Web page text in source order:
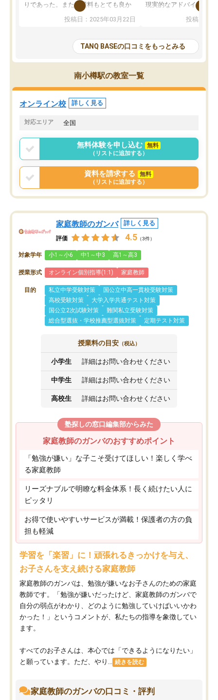
りであった。また授業料もとても良か
総合型の多くの塾は大学生が見ること
大学生の目だけでなく、数人の大人に
も目を通して頂ける。そのため多くの
意見を聞くことができ、より良いもの
を推敲することが可能だ。
どの人も優しく、親身に接してくださ
るのでやる気も出て、良かったで
す！！
投稿日：2025年03月22日
現実的なアドバイスを行
分野について学生知識
総合型選抜対策として志
接・小論文などの技術指
ション内容になっていま
を社会人として働いてい
標を見つける事が出来ま
投稿日：
TANQ BASEの口コミをもっとみる
南小樽駅の教室一覧
オンライン校 詳しく見る
対応エリア 全国
無料体験を申し込む
無料
（リストに追加する）
資料を請求する
無料
（リストに追加する）
家庭教師のガンバ 詳しく見る
評価 4.5 （3件）
対象学年 小1～小6 中1～中3 高1～高3
授業形式 オンライン個別指導(1:1) 家庭教師
目的 私立中学受験対策
国公立中高一貫校受験対策
高校受験対策
大学入学共通テスト対策
国公立2次試験対策
難関私立受験対策
総合型選抜・学校推薦型選抜対策
定期テスト対策
授業料の目安 （税込）
小学生 詳細はお問い合わせください
中学生 詳細はお問い合わせください
高校生 詳細はお問い合わせください
塾探しの窓口編集部からみた
家庭教師のガンバのおすすめポイント
「勉強が嫌い」な子こそ受けてほしい！楽しく学べ
る家庭教師
リーズナブルで明瞭な料金体系！長く続けたい人に
ピッタリ
お得で使いやすいサービスが満載！保護者の方の負
担も軽減
学習を「楽習」に！頑張れるきっかけを与え、
お子さんを支え続ける家庭教師
家庭教師のガンバは、勉強が嫌いなお子さんのための家庭
教師です。「勉強が嫌いだったけど、家庭教師のガンバで
自分の弱点がわかり、どのように勉強していけばいいかわ
かった！」というコメントが、私たちの指導を象徴してい
ます。
すべてのお子さんは、本心では「できるようになりたい」
と願っています。ただ、やり...
続きを読む
家庭教師のガンバの口コミ・評判